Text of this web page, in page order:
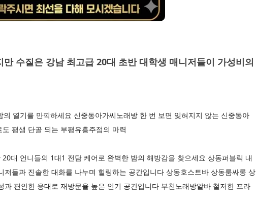
수질은 강남 최고급 20대 초반 대학생 매니저들이 가성비의
열기를 만끽하세요 신중동아가씨노래방 한 번 보면 잊혀지지 않는 신중동아
평생 단골 되는 부평유흥주점의 마력
대 언니들의 1대1 전담 케어로 완벽한 밤의 해방감을 찾으세요 상동퍼블릭 내
들과 진솔한 대화를 나누며 힐링하는 공간입니다 상동호스트바 상동룸싸롱 상
편안한 응대로 재방문율 높은 인기 공간입니다 부천노래방알바 철저한 프라